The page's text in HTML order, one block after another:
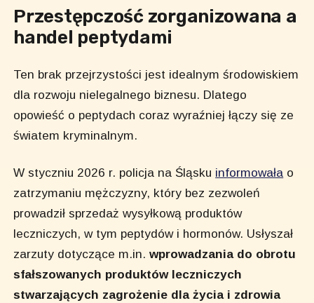
Przestępczość zorganizowana a
handel peptydami
Ten brak przejrzystości jest idealnym środowiskiem
dla rozwoju nielegalnego biznesu. Dlatego
opowieść o peptydach coraz wyraźniej łączy się ze
światem kryminalnym.
W styczniu 2026 r. policja na Śląsku informowała o
zatrzymaniu mężczyzny, który bez zezwoleń
prowadził sprzedaż wysyłkową produktów
leczniczych, w tym peptydów i hormonów. Usłyszał
zarzuty dotyczące m.in.wprowadzania do obrotu
sfałszowanych produktów leczniczych
stwarzających zagrożenie dla życia i zdrowia